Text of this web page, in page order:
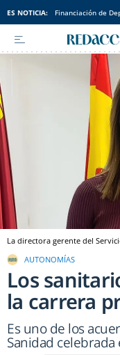
ES NOTICIA: Financiación de
La directora gerente del
AUTONOMÍAS
Los
la carrera
Es uno de los
Sanidad